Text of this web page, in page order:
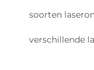
soorten
verschillende